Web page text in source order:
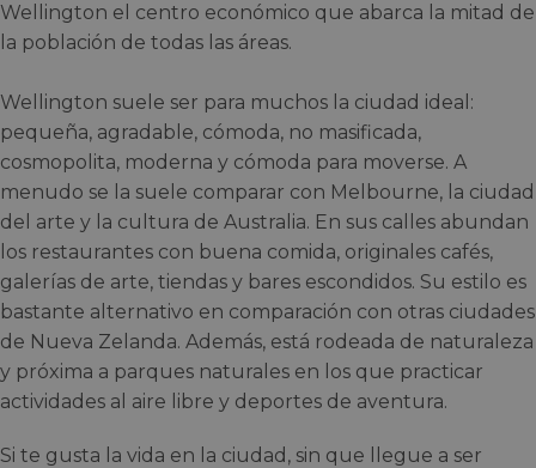
Wellington el centro económico que abarca la mitad de
la población de todas las áreas.
Wellington suele ser para muchos la ciudad ideal:
pequeña, agradable, cómoda, no masificada,
cosmopolita, moderna y cómoda para moverse. A
menudo se la suele comparar con Melbourne, la ciudad
del arte y la cultura de Australia. En sus calles abundan
los restaurantes con buena comida, originales cafés,
galerías de arte, tiendas y bares escondidos. Su estilo es
bastante alternativo en comparación con otras ciudades
de Nueva Zelanda. Además, está rodeada de naturaleza
y próxima a parques naturales en los que practicar
actividades al aire libre y deportes de aventura.
Si te gusta la vida en la ciudad, sin que llegue a ser